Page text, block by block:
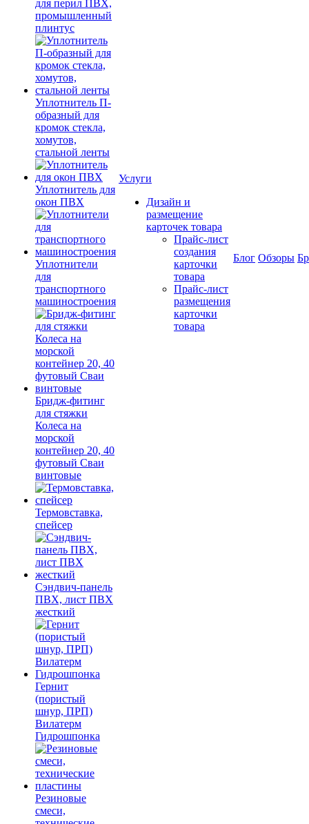
для перил ПВХ,
промышленный
плинтус
Уплотнитель П-
образный для
кромок стекла,
хомутов,
стальной ленты
Уплотнитель для
окон ПВХ
Уплотнители
для
транспортного
машиностроения
Бридж-фитинг
для стяжки
Колеса на
морской
контейнер 20, 40
футовый Сваи
винтовые
Термовставка,
спейсер
Сэндвич-панель
ПВХ, лист ПВХ
жесткий
Гернит
(пористый
шнур, ПРП)
Вилатерм
Гидрошпонка
Резиновые
смеси,
Услуги
Дизайн и
размещение
карточек товара
Прайс-лист
создания
карточки
товара
Прайс-лист
размещения
карточки
товара
Блог Обзоры